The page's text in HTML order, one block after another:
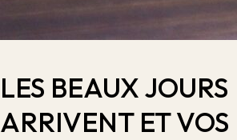
LES BEAUX JOURS
ARRIVENT ET VOS